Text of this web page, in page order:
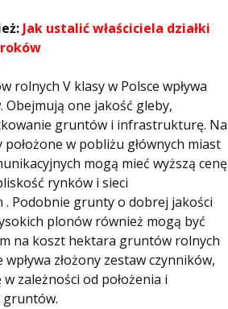
Jak ustalić właściciela działki
rolnych V klasy w Polsce wpływa
Obejmują one jakość gleby,
gruntów i infrastrukturę. Na
w pobliżu głównych miast
mogą mieć wyższą cenę
rynków i sieci
Podobnie grunty o dobrej jakości
plonów również mogą być
na koszt hektara gruntów rolnych
wpływa złożony zestaw czynników,
zależności od położenia i